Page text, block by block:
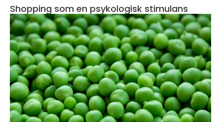
Shopping som en psykologisk stimulans